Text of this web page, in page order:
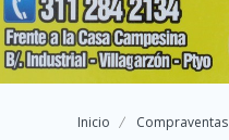
Inicio Compraventas